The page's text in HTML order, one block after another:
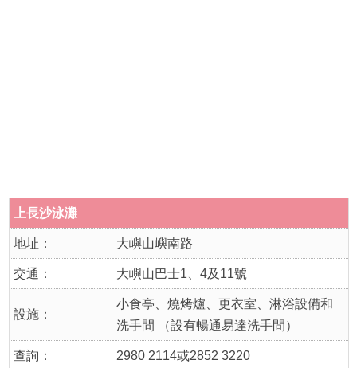
上長沙泳灘
地址： 大嶼山嶼南路
交通： 大嶼山巴士1、4及11號
設施：
小食亭、燒烤爐、更衣室、淋浴設備和
洗手間 （設有暢通易達洗手間）
查詢： 2980 2114或2852 3220